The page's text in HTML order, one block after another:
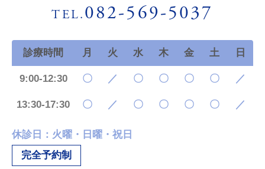
TEL.082-569-5037
診療時間 月 火 水 木 金 土 日
9:00-12:30 〇 ／ 〇 〇 〇 〇 ／
13:30-17:30 〇 ／ 〇 〇 〇 〇 ／
休診日：火曜・日曜・祝日
完全予約制